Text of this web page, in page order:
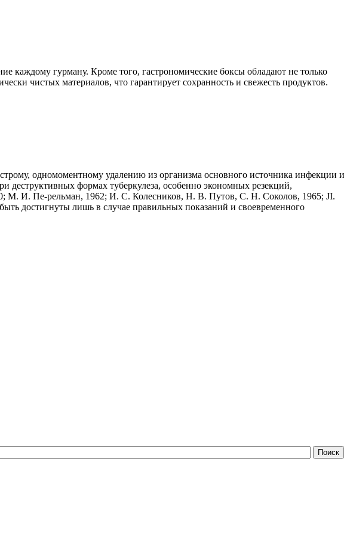
каждому гурману. Кроме того, гастрономические боксы обладают не только
чистых материалов, что гарантирует сохранность и свежесть продуктов.
одномоментному удалению из организма основного источника инфекции и
деструктивных формах туберкулеза, особенно экономных резекций,
М. И. Пе-рельман, 1962; И. С. Колесников, Н. В. Путов, С. Н. Соколов, 1965; JI.
достигнуты лишь в случае правильных показаний и своевременного